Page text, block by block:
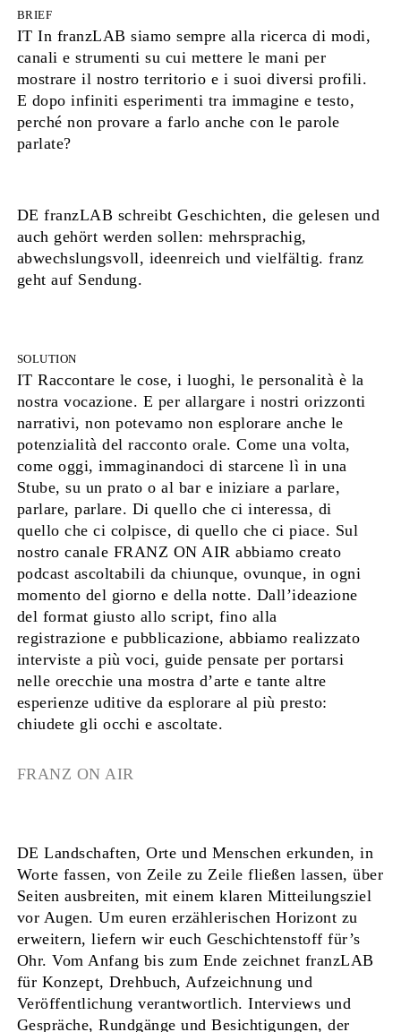
BRIEF
IT In franzLAB siamo sempre alla ricerca di modi,
canali e strumenti su cui mettere le mani per
mostrare il nostro territorio e i suoi diversi profili.
E dopo infiniti esperimenti tra immagine e testo,
perché non provare a farlo anche con le parole
parlate?
DE franzLAB schreibt Geschichten, die gelesen und
auch gehört werden sollen: mehrsprachig,
abwechslungsvoll, ideenreich und vielfältig. franz
geht auf Sendung.
SOLUTION
IT Raccontare le cose, i luoghi, le personalità è la
nostra vocazione. E per allargare i nostri orizzonti
narrativi, non potevamo non esplorare anche le
potenzialità del racconto orale. Come una volta,
come oggi, immaginandoci di starcene lì in una
Stube, su un prato o al bar e iniziare a parlare,
parlare, parlare. Di quello che ci interessa, di
quello che ci colpisce, di quello che ci piace. Sul
nostro canale FRANZ ON AIR abbiamo creato
podcast ascoltabili da chiunque, ovunque, in ogni
momento del giorno e della notte. Dall’ideazione
del format giusto allo script, fino alla
registrazione e pubblicazione, abbiamo realizzato
interviste a più voci, guide pensate per portarsi
nelle orecchie una mostra d’arte e tante altre
esperienze uditive da esplorare al più presto:
chiudete gli occhi e ascoltate.
FRANZ ON AIR
DE Landschaften, Orte und Menschen erkunden, in
Worte fassen, von Zeile zu Zeile fließen lassen, über
Seiten ausbreiten, mit einem klaren Mitteilungsziel
vor Augen. Um euren erzählerischen Horizont zu
erweitern, liefern wir euch Geschichtenstoff für’s
Ohr. Vom Anfang bis zum Ende zeichnet franzLAB
für Konzept, Drehbuch, Aufzeichnung und
Veröffentlichung verantwortlich. Interviews und
Gespräche, Rundgänge und Besichtigungen, der